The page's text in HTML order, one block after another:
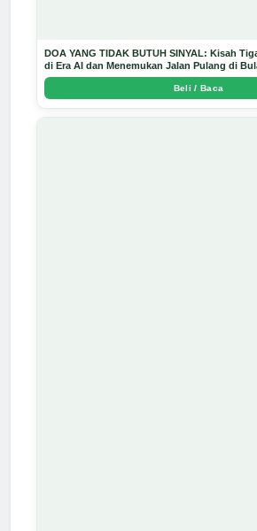
DOA YANG TIDAK BUTUH SINYAL: Kisah
di Era AI dan Menemukan Jalan Pulang di
Arda Dinata
Beli / Baca